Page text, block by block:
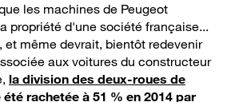
les machines de Peugeot
propriété d'une société française...
et même devrait, bientôt redevenir
aux voitures du constructeur
la division des deux-roues de
rachetée à 51 % en 2014 par